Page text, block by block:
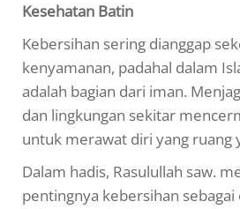
Kesehatan Batin
Kebersihan sering dianggap
kenyamanan, padahal dalam
adalah bagian dari iman.
dan lingkungan sekitar
untuk merawat diri yang ruang
Dalam hadis, Rasulullah saw.
pentingnya kebersihan